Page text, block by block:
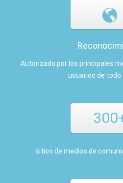
Autorizado por los principales
usuarios de todo
sitios de medios de